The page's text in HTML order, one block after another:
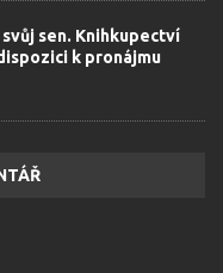
sen. Knihkupectví
k pronájmu